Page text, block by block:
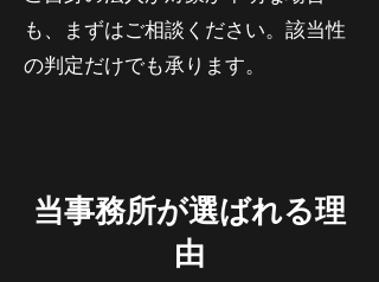
も、まずはご相談ください。該当性
の判定だけでも承ります。
当事務所が選ばれる理
由